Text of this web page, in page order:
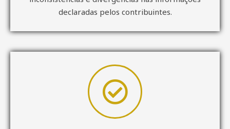
declaradas pelos contribuintes.